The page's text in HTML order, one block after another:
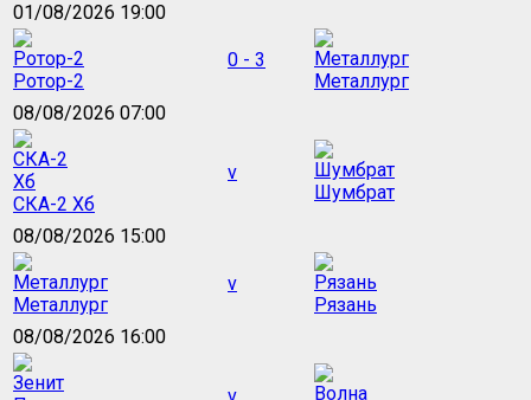
01/08/2026 19:00
Ротор-2
0 - 3
Металлург
08/08/2026 07:00
СКА-2 Хб
v
Шумбрат
08/08/2026 15:00
Металлург
v
Рязань
08/08/2026 16:00